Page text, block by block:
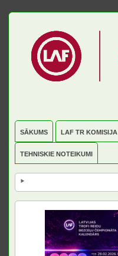
SĀKUMS LAF TR KOMISIJA
TEHNISKIE NOTEIKUMI